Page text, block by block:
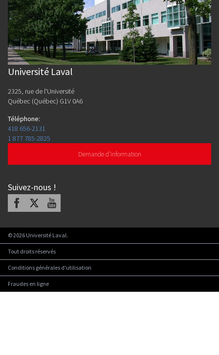
Université Laval
2325, rue de l'Université
Québec (Québec) G1V 0A6
Téléphone:
418 656-2131
1 877 785-2825
Demande d'information
Suivez-nous !
Facebook Youtube
©2026 Université Laval.
Tout droits réservés
Conditions générales d'utilisation
Fraudes en ligne